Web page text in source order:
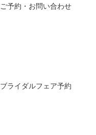
ご予約・お問い合わせ
ブライダルフェア予約